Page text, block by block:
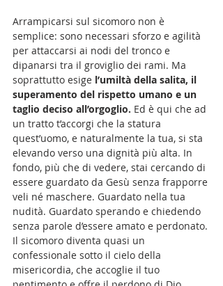
Arrampicarsi sul sicomoro non è
semplice: sono necessari sforzo e agilità
per attaccarsi ai nodi del tronco e
dipanarsi tra il groviglio dei rami. Ma
soprattutto esige l’umiltà della salita, il
superamento del rispetto umano e un
taglio deciso all’orgoglio. Ed è qui che ad
un tratto t’accorgi che la statura
quest’uomo, e naturalmente la tua, si sta
elevando verso una dignità più alta. In
fondo, più che di vedere, stai cercando di
essere guardato da Gesù senza frapporre
veli né maschere. Guardato nella tua
nudità. Guardato sperando e chiedendo
senza parole d’essere amato e perdonato.
Il sicomoro diventa quasi un
confessionale sotto il cielo della
misericordia, che accoglie il tuo